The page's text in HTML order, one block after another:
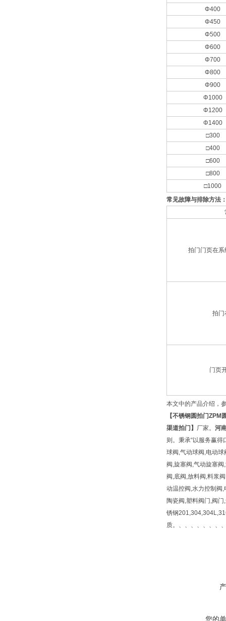
Φ400
Φ450
Φ500
Φ600
Φ700
Φ800
Φ900
Φ1000
Φ1200
Φ1400
□300
□400
□600
□800
□1000
常见故障与排除方法
拍门门页在
拍门
门页
本文中的产品介绍，
【不锈钢圆拍门ZPM
渠道拍门 】 厂家。 河
则。秉承“以服务赢
球阀,气动球阀,电动
阀,旋塞阀,气动旋塞
阀,底阀,放料阀,料浆
动温控阀,水力控制阀
陶瓷阀,塑料阀门,阀
锈钢
质。、、、、、、、
您的